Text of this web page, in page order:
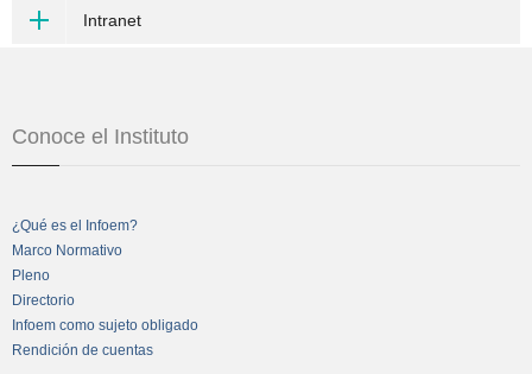
Intranet
Conoce el Instituto
¿Qué es el Infoem?
Marco Normativo
Pleno
Directorio
Infoem como sujeto obligado
Rendición de cuentas